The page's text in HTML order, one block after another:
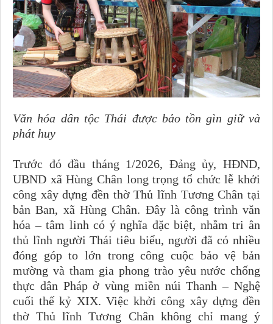
Văn hóa dân tộc Thái được bảo tồn gìn giữ và
phát huy
Trước đó đầu tháng 1/2026, Đảng ủy, HĐND,
UBND xã Hùng Chân long trọng tổ chức lễ khởi
công xây dựng đền thờ Thủ lĩnh Tương Chân tại
bản Ban, xã Hùng Chân. Đây là công trình văn
hóa – tâm linh có ý nghĩa đặc biệt, nhằm tri ân
thủ lĩnh người Thái tiêu biểu, người đã có nhiều
đóng góp to lớn trong công cuộc bảo vệ bản
mường và tham gia phong trào yêu nước chống
thực dân Pháp ở vùng miền núi Thanh – Nghệ
cuối thế kỷ XIX. Việc khởi công xây dựng đền
thờ Thủ lĩnh Tương Chân không chỉ mang ý